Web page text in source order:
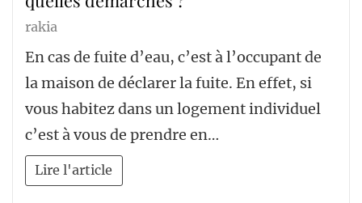
rakia
En cas de fuite d’eau, c’est à l’occupant de
la maison de déclarer la fuite. En effet, si
vous habitez dans un logement individuel
c’est à vous de prendre en…
Lire l'article